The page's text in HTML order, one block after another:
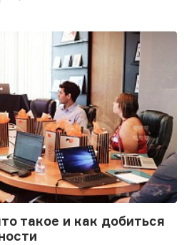
такое и как добиться